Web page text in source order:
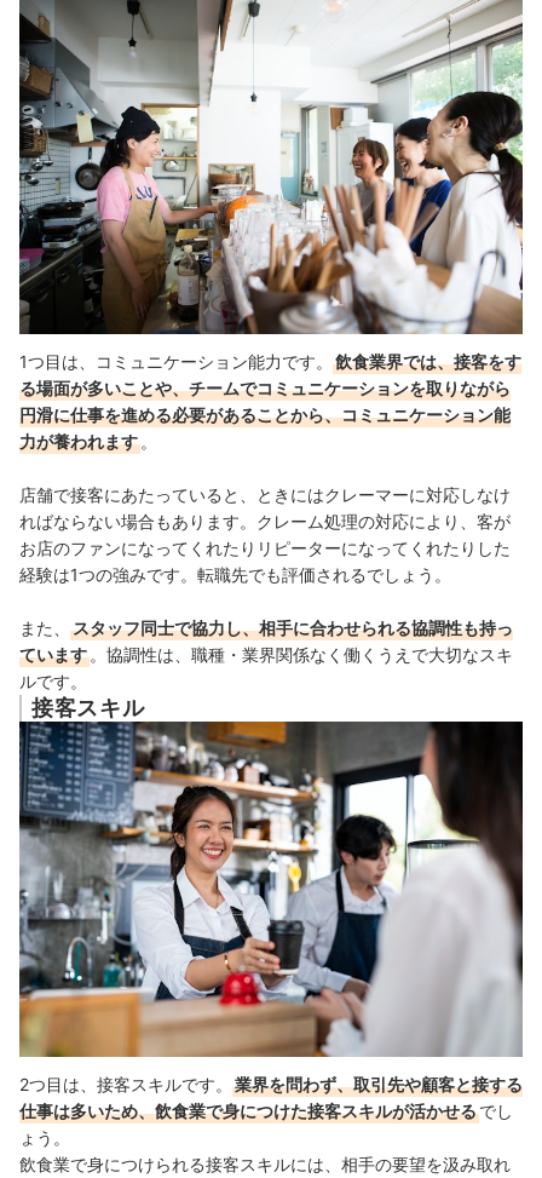
人材業界
飲食業界から他職種・他業界への転職を成功させるポイント
飲食業界を辞めたい理由を書き出す
飲食業界での経験・スキルの棚卸をする
転職を希望する職種・業界の研究をする
志望動機を考える
転職エージェントに相談する
【年代別】飲食業界から転職する際のポイント
20代は将来的なキャリアアップが狙える
1つ目は、コミュニケーション能力です。
飲食業界では、接客をす
る場面が多いことや、チームでコミュニケーションを取りながら
円滑に仕事を進める必要があることから、コミュニケーション能
力が養われます 。
店舗で接客にあたっていると、ときにはクレーマーに対応しなけ
ればならない場合もあります。クレーム処理の対応により、客が
お店のファンになってくれたりリピーターになってくれたりした
経験は1つの強みです。 転職先でも評価されるでしょう。
また、
スタッフ同士で協力し、相手に合わせられる協調性も持っ
ています 。協調性は、職種・業界関係なく働くうえで大切なスキ
ルです。
接客スキル
2つ目は、接客スキルです。
業界を問わず、取引先や顧客と接する
仕事は多いため、飲食業で身につけた接客スキルが活かせるでし
ょう。
飲食業で身につけられる接客スキルには、相手の要望を汲み取れ